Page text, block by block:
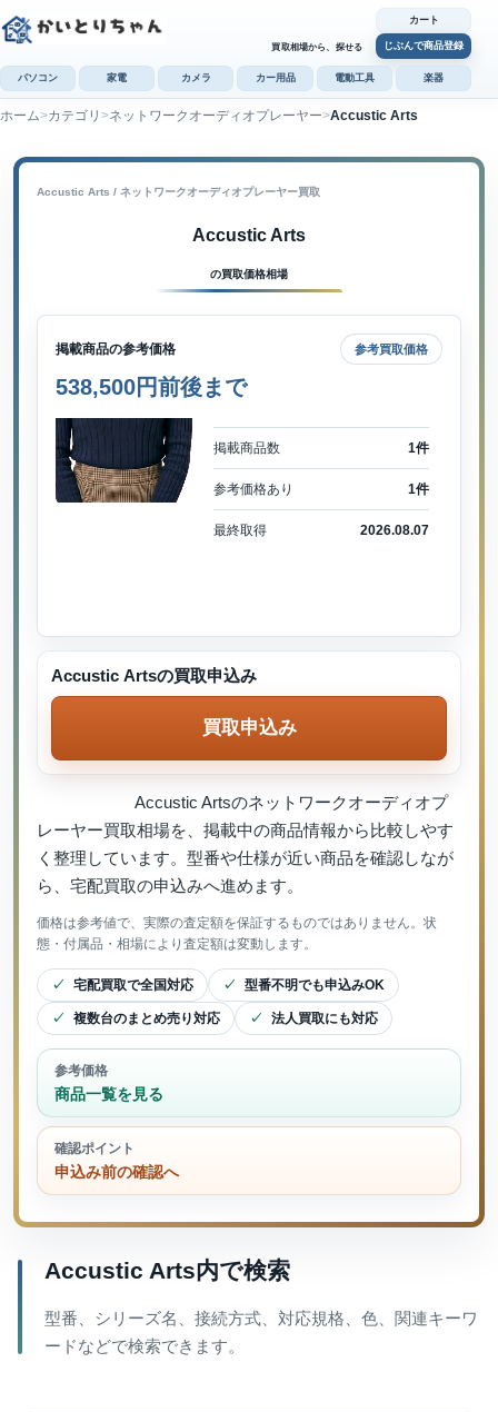
買取相場から、探せる
カート
じぶんで商品登録
パソコン 家電 カメラ カー用品 電動工具 楽器
ホーム カテゴリ ネットワークオーディオプレーヤー Accustic Arts
Accustic Arts / ネットワークオーディオプレーヤー買取
Accustic Arts
の買取価格相場
掲載商品の参考価格 参考買取価格
538,500円前後まで
掲載商品数 1件
参考価格あり 1件
最終取得 2026.08.07
Accustic Artsのネットワークオーディオプ
レーヤー買取相場を、掲載中の商品情報から比較しやす
く整理しています。型番や仕様が近い商品を確認しなが
ら、宅配買取の申込みへ進めます。
価格は参考値で、実際の査定額を保証するものではありません。状
態・付属品・相場により査定額は変動します。
宅配買取で全国対応 型番不明でも申込みOK
複数台のまとめ売り対応 法人買取にも対応
参考価格
商品一覧を見る
確認ポイント
申込み前の確認へ
Accustic Artsの買取申込み
買取申込み
Accustic Arts内で検索
型番、シリーズ名、接続方式、対応規格、色、関連キーワ
ードなどで検索できます。